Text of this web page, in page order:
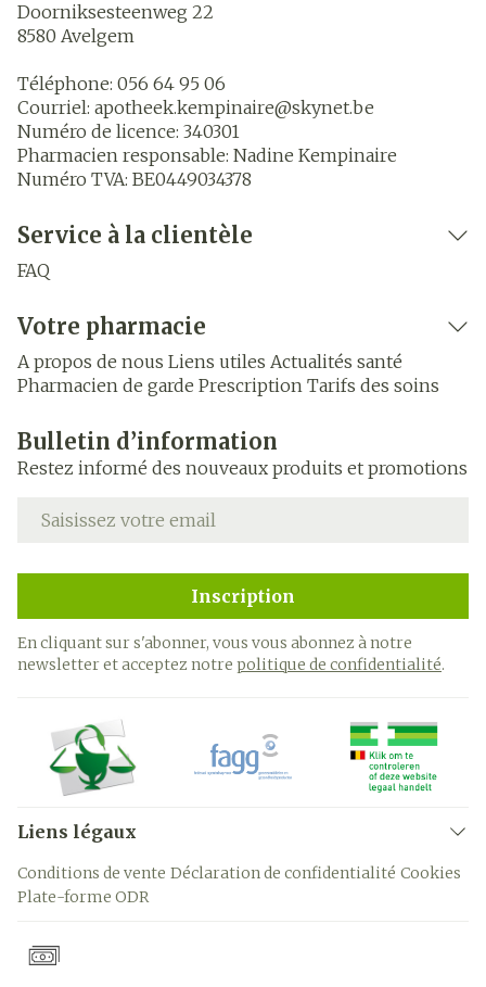
Doorniksesteenweg 22
8580 Avelgem
Téléphone: 056 64 95 06
Courriel: apotheek.kempinaire@skynet.be
Numéro de licence: 340301
Pharmacien responsable: Nadine Kempinaire
Numéro TVA: BE0449034378
Service à la clientèle
FAQ
Votre pharmacie
A propos de nous Liens utiles Actualités santé
Pharmacien de garde Prescription Tarifs des soins
Bulletin d’information
Restez informé des nouveaux produits et promotions
Adresse mail
Inscription
En cliquant sur s'abonner, vous vous abonnez à notre
newsletter et acceptez notre politique de confidentialité.
Liens légaux
Conditions de vente Déclaration de confidentialité Cookies
Plate-forme ODR